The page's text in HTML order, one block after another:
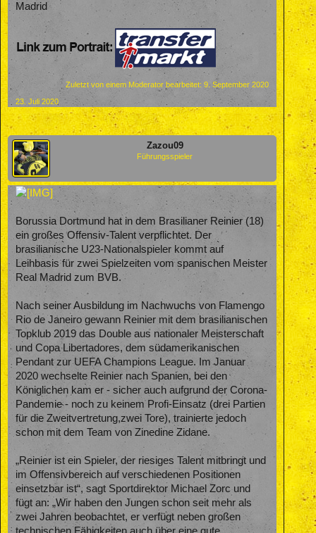
Madrid
Zuletzt von einem Moderator bearbeitet:9. September 2020
23. Juli 2020
Zazou09
Führungsspieler
Borussia Dortmund hat in dem Brasilianer Reinier (18)
ein großes Offensiv-Talent verpflichtet. Der
brasilianische U23-Nationalspieler kommt auf
Leihbasis für zwei Spielzeiten vom spanischen Meister
Real Madrid zum BVB.
Nach seiner Ausbildung im Nachwuchs von Flamengo
Rio de Janeiro gewann Reinier mit dem brasilianischen
Topklub 2019 das Double aus nationaler Meisterschaft
und Copa Libertadores, dem südamerikanischen
Pendant zur UEFA Champions League. Im Januar
2020 wechselte Reinier nach Spanien, bei den
Königlichen kam er - sicher auch aufgrund der Corona-
Pandemie - noch zu keinem Profi-Einsatz (drei Partien
für die Zweitvertretung,zwei Tore), trainierte jedoch
schon mit dem Team von Zinedine Zidane.
„Reinier ist ein Spieler, der riesiges Talent mitbringt und
im Offensivbereich auf verschiedenen Positionen
einsetzbar ist“, sagt Sportdirektor Michael Zorc und
fügt an: „Wir haben den Jungen schon seit mehr als
zwei Jahren beobachtet, er verfügt neben großen